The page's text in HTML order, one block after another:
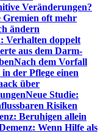
Veränderungen?
Gremien oft mehr
ändern
Verhalten doppelt
aus dem Darm-
Nach dem Vorfall
der Pflege einen
über
Neue Studie:
Risiken
Beruhigen allein
Wenn Hilfe als